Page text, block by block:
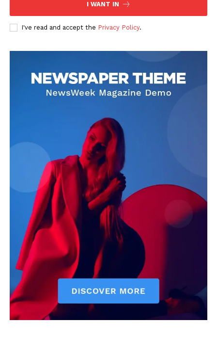
DOWNLOAD NOW
AIN NEWS 1
Contact Us
About Us
Privacy Policy
Terms of Use Agreement
Facebook
X WhatsApp
Share
I WANT IN
I've read and accept the Privacy Policy.